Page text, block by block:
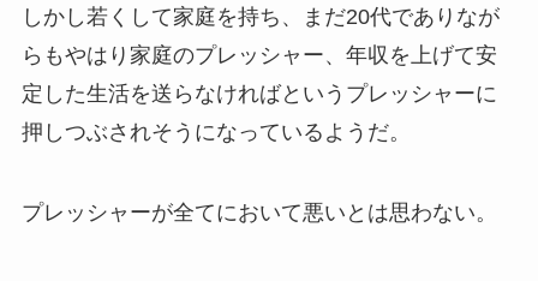
しかし若くして家庭を持ち、まだ20代でありなが
らもやはり家庭のプレッシャー、年収を上げて安
定した生活を送らなければというプレッシャーに
押しつぶされそうになっているようだ。
プレッシャーが全てにおいて悪いとは思わない。